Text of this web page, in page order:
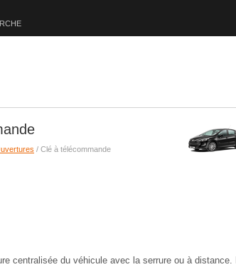
/ Clé à télécommande
centralisée du véhicule avec la serrure ou à distance. Il